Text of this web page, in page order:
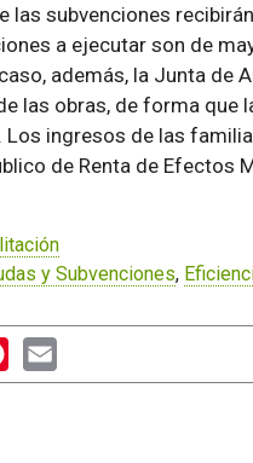
las subvenciones
a ejecutar son de
además, la Junta de
las obras, de forma que
Los ingresos de las
de Renta de Efectos
y Subvenciones,
PinterestEmail